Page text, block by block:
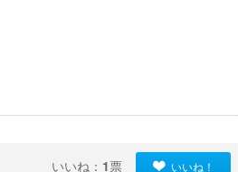
いいね： 1票 いいね！